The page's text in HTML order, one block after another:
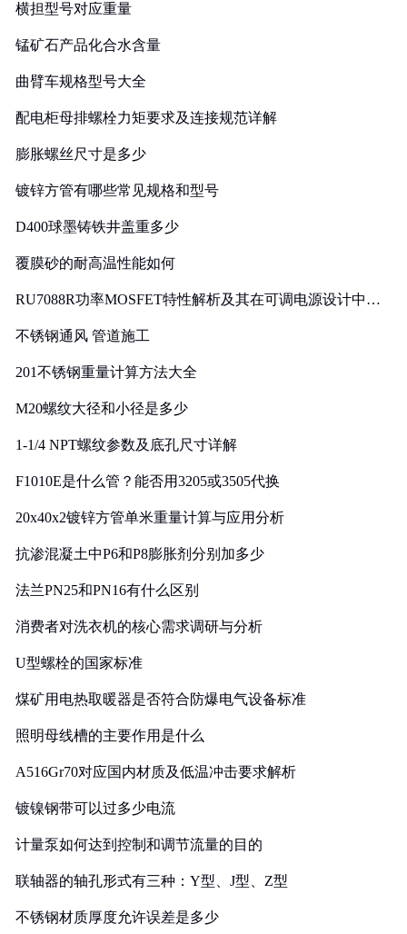
横担型号对应重量
锰矿石产品化合水含量
曲臂车规格型号大全
配电柜母排螺栓力矩要求及连接规范详解
膨胀螺丝尺寸是多少
镀锌方管有哪些常见规格和型号
D400球墨铸铁井盖重多少
覆膜砂的耐高温性能如何
RU7088R功率MOSFET特性解析及其在可调电源设计中的
不锈钢通风 管道施工
201不锈钢重量计算方法大全
M20螺纹大径和小径是多少
1-1/4 NPT螺纹参数及底孔尺寸详解
F1010E是什么管？能否用3205或3505代换
20x40x2镀锌方管单米重量计算与应用分析
抗渗混凝土中P6和P8膨胀剂分别加多少
法兰PN25和PN16有什么区别
消费者对洗衣机的核心需求调研与分析
U型螺栓的国家标准
煤矿用电热取暖器是否符合防爆电气设备标准
照明母线槽的主要作用是什么
A516Gr70对应国内材质及低温冲击要求解析
镀镍钢带可以过多少电流
计量泵如何达到控制和调节流量的目的
联轴器的轴孔形式有三种：Y型、J型、Z型
不锈钢材质厚度允许误差是多少